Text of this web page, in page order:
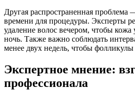
Другая распространенная
времени для процедуры. Эксперты
удаление волос вечером, чтобы кожа
ночь. Также важно соблюдать
менее двух недель, чтобы фолликулы
Экспертное мнение:
профессионала